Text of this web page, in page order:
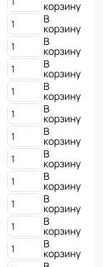
корзину
В
корзину
В
корзину
В
корзину
В
корзину
В
корзину
В
корзину
В
корзину
В
корзину
В
корзину
В
корзину
В
корзину